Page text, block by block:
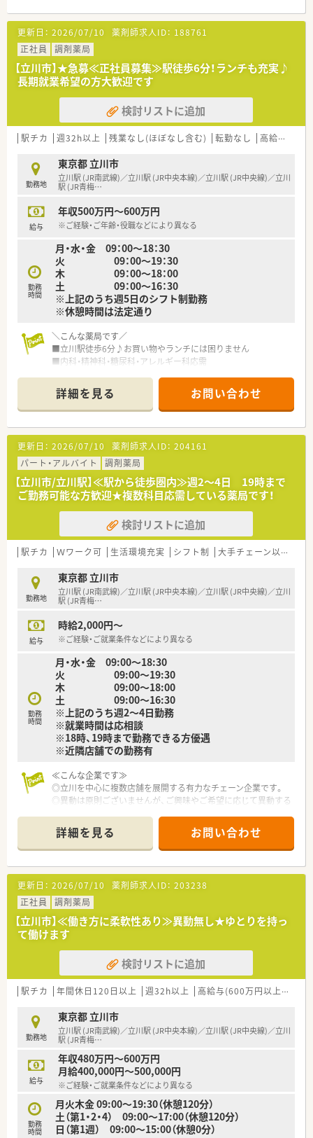
更新日： 2026/07/10 薬剤師求人ID： 188761
正社員
調剤薬局
【立川市】★急募≪正社員募集≫駅徒歩6分！ランチも充実♪
長期就業希望の方大歓迎です
検討リストに追加
駅チカ 週32h以上 残業なし(ほぼなし含む) 転勤なし 高給与(600万円以上)
勤務地
東京都 立川市
立川駅 (JR南武線)／立川駅 (JR中央本線)／立川駅 (JR中央線)／立川
駅 (JR青梅…
給与
年収500万円～600万円
※ご経験・ご年齢・役職などにより異なる
勤務
時間
月・水・金 09：00～18：30
火 09：00～19：30
木 09：00～18：00
土 09：00～16：30
※上記のうち週5日のシフト制勤務
※休憩時間は法定通り
＼こんな薬局です／
■立川駅徒歩6分♪お買い物やランチには困りません
■内科・精神科・糖尿科・アレルギー科応需
GW＆夏期休暇＆年末年始はお休み！仕事とプライベートもメ
リハリつけられる環境です♪
＼こんな企業です／
■立川を中心に複数店舗を展開する有力なチェーン企業です。
■クリニックドクターと二人三脚で開業している店舗が多く、ド
クターとの関係も良好です。
■異動は原則ございませんが、ご興味やご希望に応じて異動する
ことも可能です。
近場のみで店舗展開をしているため、通勤面の負担は少なめで
す。
＼こんな方へ／
■腰を据えて地域医療へ貢献したい方
詳細を見る お問い合わせ
更新日： 2026/07/10 薬剤師求人ID： 204161
パート・アルバイト
調剤薬局
【立川市/立川駅】≪駅から徒歩圏内≫週2～4日 19時まで
ご勤務可能な方歓迎★複数科目応需している薬局です！
検討リストに追加
駅チカ Ｗワーク可 生活環境充実 シフト制 大手チェーン以外
勤務地
東京都 立川市
立川駅 (JR南武線)／立川駅 (JR中央本線)／立川駅 (JR中央線)／立川
駅 (JR青梅…
給与
時給2,000円～
※ご経験・ご就業条件などにより異なる
勤務
時間
月・水・金 09:00～18:30
火 09:00～19:30
木 09:00～18:00
土 09:00～16:30
※上記のうち週2～4日勤務
※就業時間は応相談
※18時、19時まで勤務できる方優遇
※近隣店舗での勤務有
≪こんな企業です≫
◎立川を中心に複数店舗を展開する有力なチェーン企業です。
◎異動は原則ございませんが、ご興味やご希望に応じて異動する
負担は少なめです。
◎クリニックドクターと二人三脚で開業している店舗が多く、ド
クターとの関係も良好です
詳細を見る お問い合わせ
更新日： 2026/07/10 薬剤師求人ID： 203238
正社員
調剤薬局
【立川市】≪働き方に柔軟性あり≫異動無し★ゆとりを持っ
て働けます
検討リストに追加
駅チカ 年間休日120日以上 週32h以上 高給与(600万円以上)
勤務地
東京都 立川市
立川駅 (JR南武線)／立川駅 (JR中央本線)／立川駅 (JR中央線)／立川
駅 (JR青梅…
給与
年収480万円～600万円
月給400,000円～500,000円
※ご経験・ご就業条件などにより異なる
勤務
時間
月火木金 09:00～19:30（休憩120分）
土（第1・2・4） 09:00～17:00（休憩120分）
日（第1週） 09:00～15:00（休憩0分）